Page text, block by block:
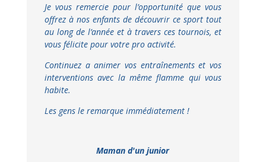
Je vous remercie pour l’opportunité que vous
offrez à nos enfants de découvrir ce sport tout
au long de l’année et à travers ces tournois, et
vous félicite pour votre pro activité.
Continuez a animer vos entraînements et vos
interventions avec la même flamme qui vous
habite.
Les gens le remarque immédiatement !
Maman d'un junior